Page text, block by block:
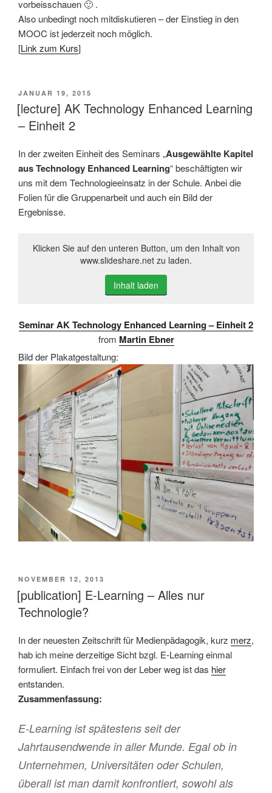
vorbeisschauen 🙂 .
Also unbedingt noch mitdiskutieren – der Einstieg in den
MOOC ist jederzeit noch möglich.
[Link zum Kurs]
VERÖFFENTLICHT
AM
JANUAR 19, 2015
[lecture] AK Technology Enhanced Learning
– Einheit 2
In der zweiten Einheit des Seminars „Ausgewählte Kapitel
aus Technology Enhanced Learning“ beschäftigten wir
uns mit dem Technologieeinsatz in der Schule. Anbei die
Folien für die Gruppenarbeit und auch ein Bild der
Ergebnisse.
Klicken Sie auf den unteren Button, um den Inhalt von
www.slideshare.net zu laden.
Inhalt laden
Seminar AK Technology Enhanced Learning – Einheit 2
from Martin Ebner
Bild der Plakatgestaltung:
VERÖFFENTLICHT
AM
NOVEMBER 12, 2013
[publication] E-Learning – Alles nur
Technologie?
In der neuesten Zeitschrift für Medienpädagogik, kurz merz,
hab ich meine derzeitige Sicht bzgl. E-Learning einmal
formuliert. Einfach frei von der Leber weg ist das hier
entstanden.
Zusammenfassung:
E-Learning ist spätestens seit der
Jahrtausendwende in aller Munde. Egal ob in
Unternehmen, Universitäten oder Schulen,
überall ist man damit konfrontiert, sowohl als